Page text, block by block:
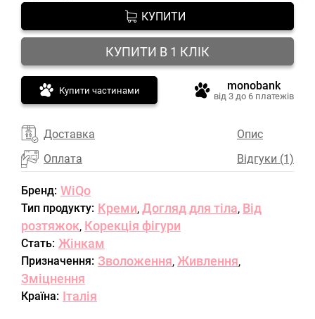
КУПИТИ
КУПИТИ В 1 КЛІК
Купити частинами monobank
від 3 до 6 платежів
Доставка
Оплата
Опис
Відгуки (1)
Бренд: WiQo
Тип продукту: Креми, Догляд для тіла, Від
розтяжок, Корекція фігури
Стать: Жінкам
Призначення: Зволоження, Живлення,
Зміцнення
Країна: Італія